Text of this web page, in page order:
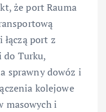
że port Rauma
port z
do Turku,
sprawny dowóz i
kolejowe
masowych i